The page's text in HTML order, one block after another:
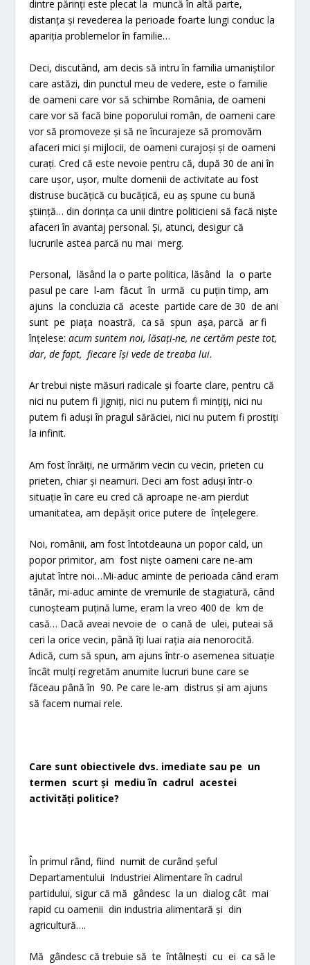
dintre părinți este plecat la muncă în altă parte,
distanța și revederea la perioade foarte lungi conduc la
apariția problemelor în familie…
Deci, discutând, am decis să intru în familia umaniștilor
care astăzi, din punctul meu de vedere, este o familie
de oameni care vor să schimbe România, de oameni
care vor să facă bine poporului român, de oameni care
vor să promoveze și să ne încurajeze să promovăm
afaceri mici și mijlocii, de oameni curajoși și de oameni
curați. Cred că este nevoie pentru că, după 30 de ani în
care ușor, ușor, multe domenii de activitate au fost
distruse bucățică cu bucățică, eu aș spune cu bună
știință… din dorința ca unii dintre politicieni să facă niște
afaceri în avantaj personal. Și, atunci, desigur că
lucrurile astea parcă nu mai merg.
Personal, lăsând la o parte politica, lăsând la o parte
pasul pe care l-am făcut în urmă cu puțin timp, am
ajuns la concluzia că aceste partide care de 30 de ani
sunt pe piața noastră, ca să spun așa, parcă ar fi
înțelese:acum suntem noi, lăsați-ne, ne certăm peste tot,
dar, de fapt, fiecare își vede de treaba lui.
Ar trebui niște măsuri radicale și foarte clare, pentru că
nici nu putem fi jigniți, nici nu putem fi mințiți, nici nu
putem fi aduși în pragul sărăciei, nici nu putem fi prostiți
la infinit.
Am fost înrăiți, ne urmărim vecin cu vecin, prieten cu
prieten, chiar și neamuri. Deci am fost aduși într-o
situație în care eu cred că aproape ne-am pierdut
umanitatea, am depășit orice putere de înțelegere.
Noi, românii, am fost întotdeauna un popor cald, un
popor primitor, am fost niște oameni care ne-am
ajutat între noi…Mi-aduc aminte de perioada când eram
tânăr, mi-aduc aminte de vremurile de stagiatură, când
cunoșteam puțină lume, eram la vreo 400 de km de
casă… Dacă aveai nevoie de o cană de ulei, puteai să
ceri la orice vecin, până îți luai rația aia nenorocită.
Adică, cum să spun, am ajuns într-o asemenea situație
încât mulți regretăm anumite lucruri bune care se
făceau până în 90. Pe care le-am distrus și am ajuns
să facem numai rele.
Care sunt obiectivele dvs. imediate sau pe un
termen scurt și mediu în cadrul acestei
activități politice?
În primul rând, fiind numit de curând șeful
Departamentului Industriei Alimentare în cadrul
partidului, sigur că mă gândesc la un dialog cât mai
rapid cu oamenii din industria alimentară și din
agricultură….
Mă gândesc că trebuie să te întâlnești cu ei ca să le